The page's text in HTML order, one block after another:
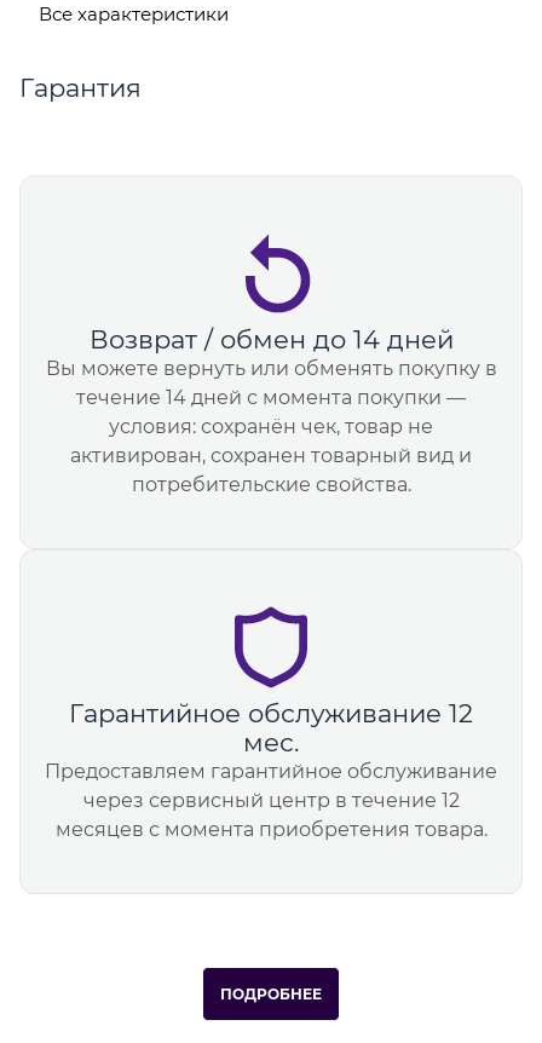
Все характеристики
Гарантия
Возврат / обмен до 14 дней
Вы можете вернуть или обменять покупку в
течение 14 дней с момента покупки —
условия: сохранён чек, товар не
активирован, сохранен товарный вид и
потребительские свойства.
Гарантийное обслуживание 12
мес.
Предоставляем гарантийное обслуживание
через сервисный центр в течение 12
месяцев с момента приобретения товара.
ПОДРОБНЕЕ